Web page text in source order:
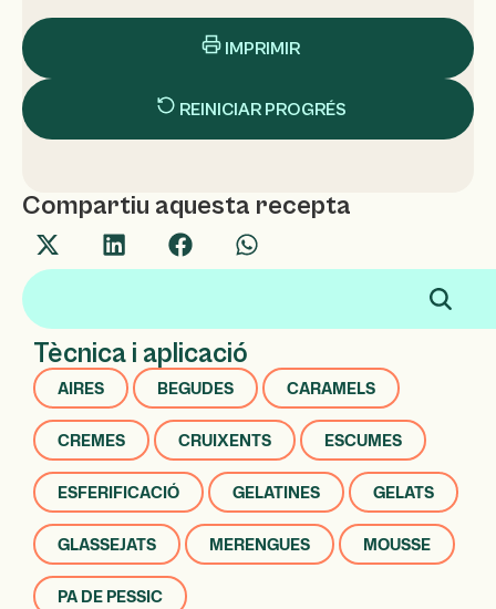
IMPRIMIR
REINICIAR PROGRÉS
Compartiu aquesta recepta
Tècnica i aplicació
AIRES BEGUDES CARAMELS
CREMES CRUIXENTS ESCUMES
ESFERIFICACIÓ GELATINES GELATS
GLASSEJATS MERENGUES MOUSSE
PA DE PESSIC